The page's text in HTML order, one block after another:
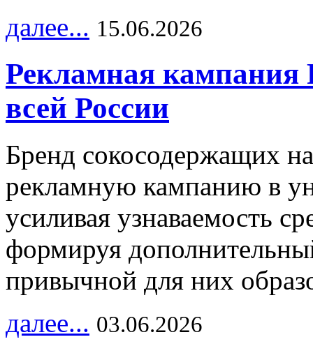
далее... 15.06.2026
Рекламная
всей России
Бренд сокосодержащих
рекламную кампанию в
усиливая узнаваемость
формируя
привычной для них
далее... 03.06.2026